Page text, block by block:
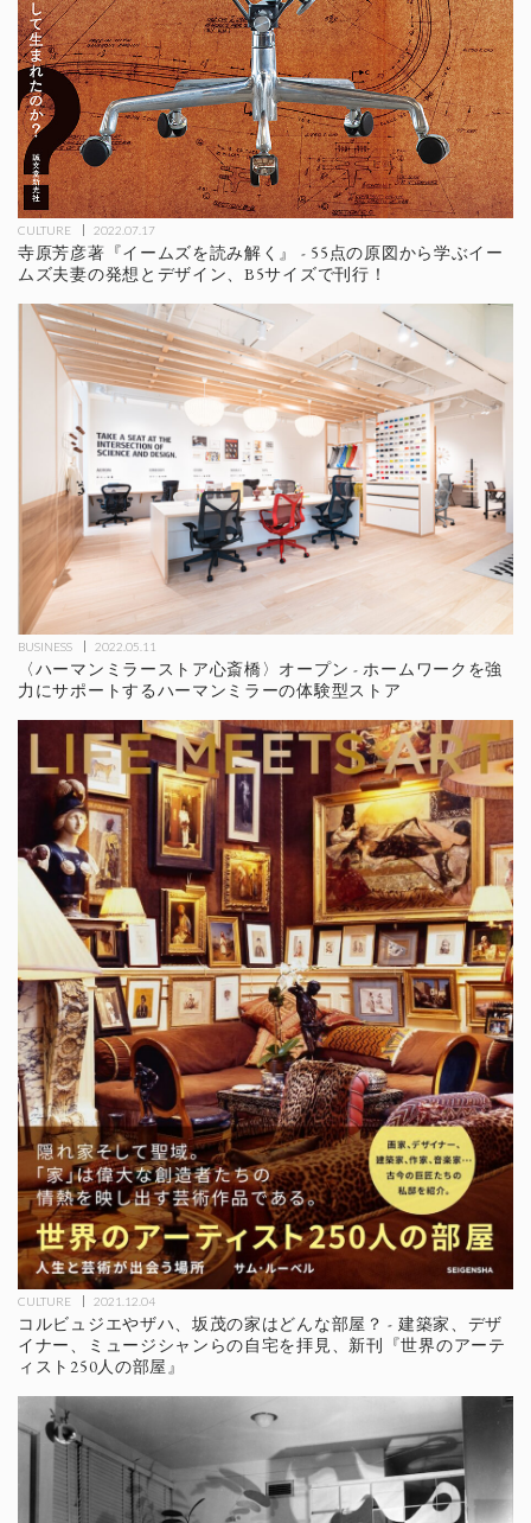
CULTURE 2022.07.17
寺原芳彦著『イームズを読み解く』 - 55点の原図から学ぶイー
ムズ夫妻の発想とデザイン、B5サイズで刊行！
BUSINESS 2022.05.11
〈ハーマンミラーストア心斎橋〉オープン - ホームワークを強
力にサポートするハーマンミラーの体験型ストア
CULTURE 2021.12.04
コルビュジエやザハ、坂茂の家はどんな部屋？ - 建築家、デザ
イナー、ミュージシャンらの自宅を拝見、新刊『世界のアーテ
ィスト250人の部屋』